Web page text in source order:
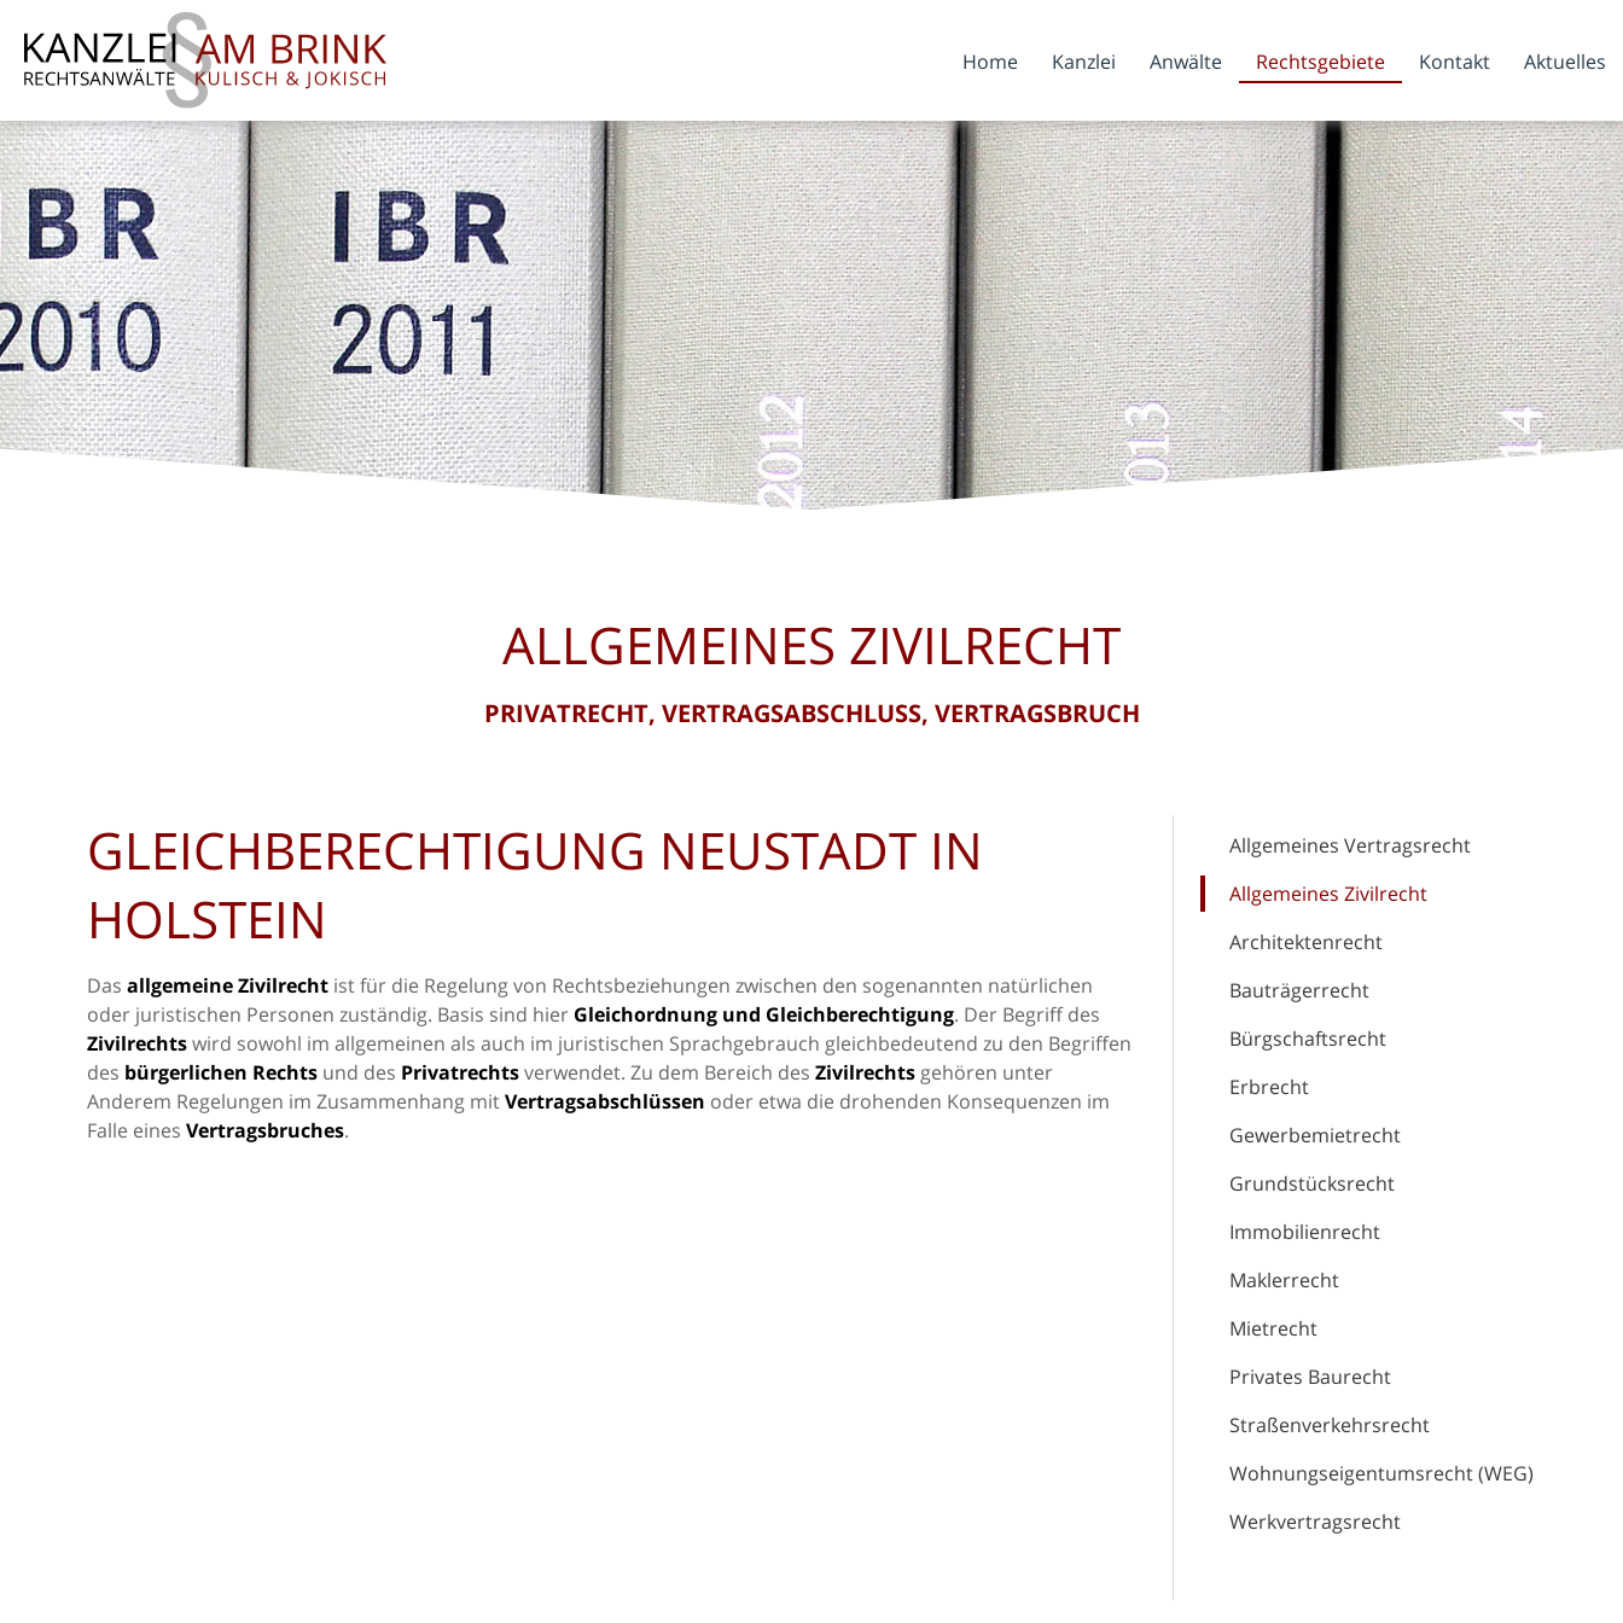
Home Kanzlei Anwälte Rechtsgebiete Kontakt Aktuelles
ALLGEMEINES ZIVILRECHT
PRIVATRECHT, VERTRAGSABSCHLUSS, VERTRAGSBRUCH
Allgemeines Vertragsrecht
Allgemeines Zivilrecht
Architektenrecht
Bauträgerrecht
Bürgschaftsrecht
Erbrecht
Gewerbemietrecht
Grundstücksrecht
Immobilienrecht
Maklerrecht
Mietrecht
Privates Baurecht
Straßenverkehrsrecht
Wohnungseigentumsrecht (WEG)
Werkvertragsrecht
GLEICHBERECHTIGUNG NEUSTADT IN
HOLSTEIN
Das allgemeine Zivilrecht ist für die Regelung von Rechtsbeziehungen zwischen den sogenannten natürlichen
oder juristischen Personen zuständig. Basis sind hier Gleichordnung und Gleichberechtigung. Der Begriff des
Zivilrechtswird sowohl im allgemeinen als auch im juristischen Sprachgebrauch gleichbedeutend zu den Begriffen
des bürgerlichen Rechts und des Privatrechtsverwendet. Zu dem Bereich des Zivilrechts gehören unter
Anderem Regelungen im Zusammenhang mitVertragsabschlüssen oder etwa die drohenden Konsequenzen im
Falle eines Vertragsbruches.